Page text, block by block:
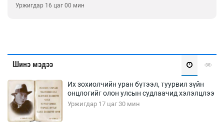
Уржигдар 16 цаг 00 мин
Шинэ мэдээ
Их зохиолчийн уран бүтээл, туурвил зүйн
онцлогийг олон улсын судлаачид хэлэлцлээ
Уржигдар 17 цаг 30 мин